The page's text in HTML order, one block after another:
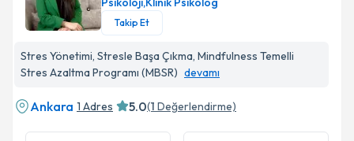
Klinik Psikolog Gözde Seçkiner Profil Fotoğrafı
Takip Et
Stres Yönetimi, Stresle Başa Çıkma, Mindfulness Temelli
Stres Azaltma Programı (MBSR) devamı
Ankara 1 Adres 5.0(1 Değerlendirme)